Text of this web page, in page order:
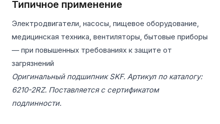
Типичное применение
Электродвигатели, насосы, пищевое оборудование,
медицинская техника, вентиляторы, бытовые приборы
— при повышенных требованиях к защите от
загрязнений
Оригинальный подшипник SKF. Артикул по каталогу:
6210-2RZ. Поставляется с сертификатом
подлинности.